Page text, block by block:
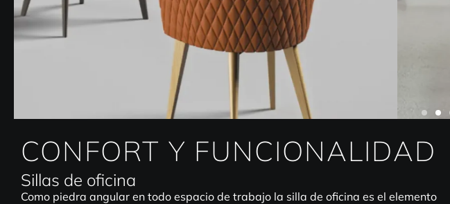
CONFORT Y FUNCIONALIDAD
Sillas de oficina
Como piedra angular en todo espacio de trabajo la silla de oficina es el elemento